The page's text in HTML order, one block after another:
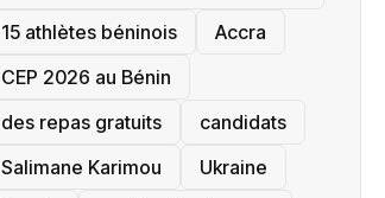
15 athlètes béninois
Accra
‎CEP 2026 au Bénin
des repas gratuits
candidats
Salimane Karimou
Ukraine